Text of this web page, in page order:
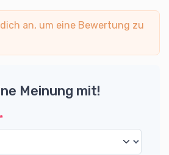
an, um eine Bewertung zu
Meinung mit!
*